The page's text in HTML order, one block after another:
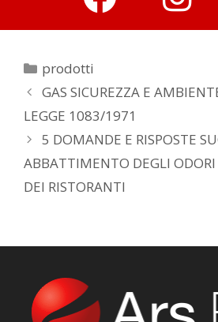
prodotti
GAS SICUREZZA E
LEGGE 1083/1971
5 DOMANDE E RISPOSTE
ABBATTIMENTO DEGLI ODORI
DEI RISTORANTI